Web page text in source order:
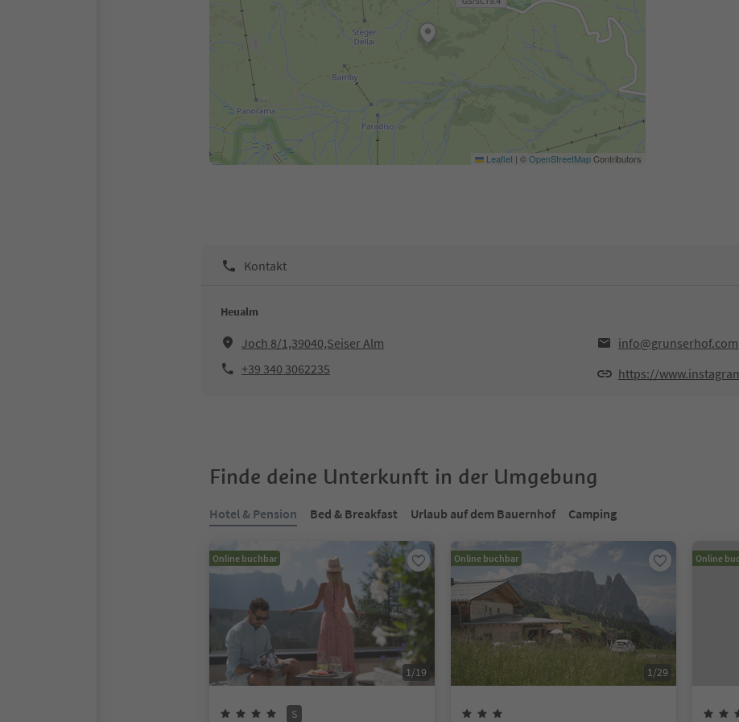
Leaflet | ©OpenStreetMapContributors
Kontakt
Heualm
Joch 8/1,39040,Seiser Alm
info@grunserhof.com
+39 340 3062235
https://
Finde deine Unterkunft in der Umgebung
Hotel & Pension Bed & Breakfast Urlaub auf dem Bauernhof Camping
Online buchbar
1/19
S
Online buchbar
1/29
Online